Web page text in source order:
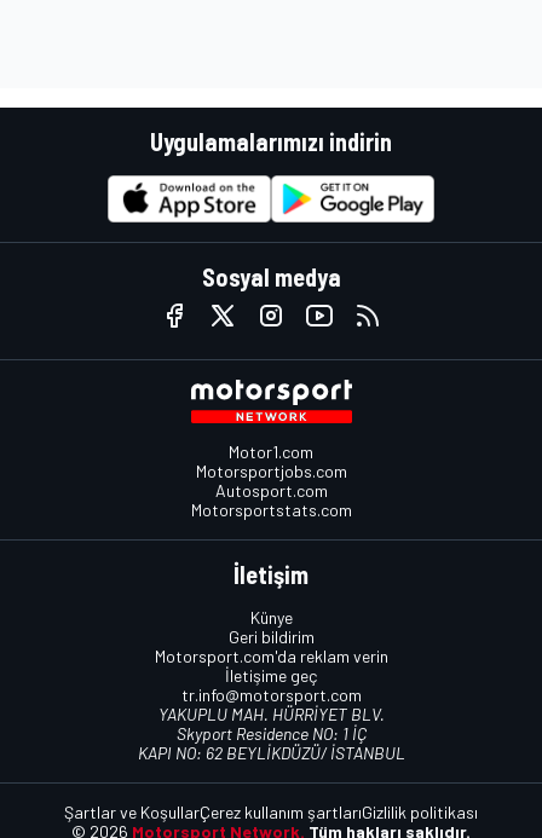
Uygulamalarımızı indirin
Sosyal medya
Motor1.com
Motorsportjobs.com
Autosport.com
Motorsportstats.com
İletişim
Künye
Geri bildirim
Motorsport.com'da reklam verin
İletişime geç
tr.info@motorsport.com
YAKUPLU MAH. HÜRRİYET BLV.
Skyport Residence NO: 1 İÇ
KAPI NO: 62 BEYLİKDÜZÜ/ İSTANBUL
© 2026 Motorsport Network. Tüm hakları saklıdır.
Şartlar ve KoşullarÇerez kullanım şartlarıGizlilik politikası